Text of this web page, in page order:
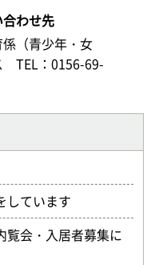
わせ先
（青少年・女
TEL：0156-69-
しています
覧会・入居者募集に